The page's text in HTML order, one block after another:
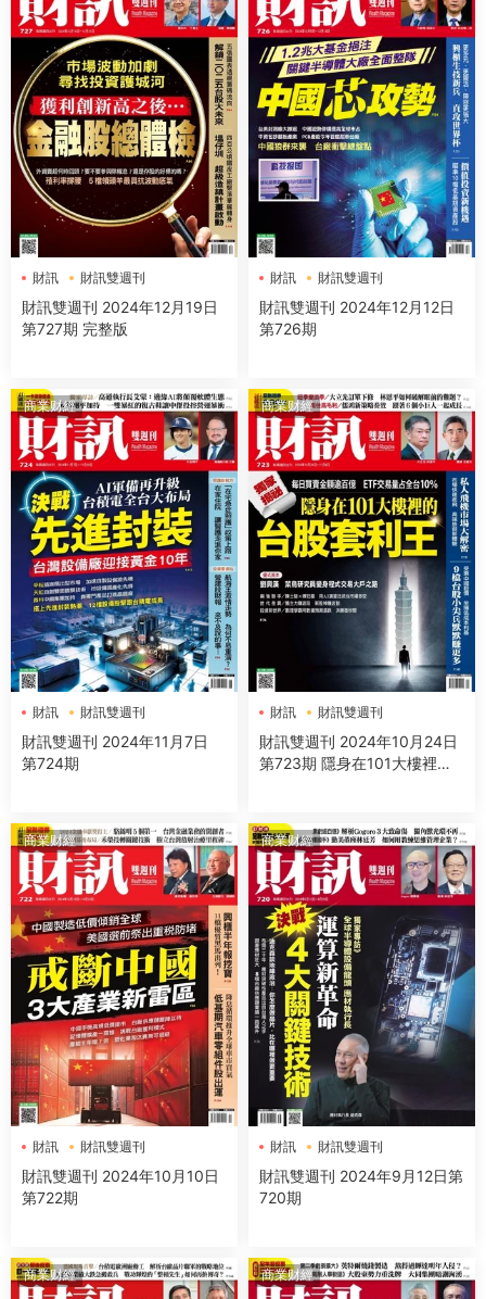
財訊 財訊雙週刊
財訊雙週刊 2024年12月19日
第727期 完整版
財訊 財訊雙週刊
財訊雙週刊 2024年12月12日
第726期
商業财經
財訊 財訊雙週刊
財訊雙週刊 2024年11月7日
第724期
商業财經
財訊 財訊雙週刊
財訊雙週刊 2024年10月24日
第723期 隱身在101大樓裡的
商業财經
財訊 財訊雙週刊
財訊雙週刊 2024年10月10日
第722期
商業财經
財訊 財訊雙週刊
財訊雙週刊 2024年9月12日第
720期
商業财經 商業财經